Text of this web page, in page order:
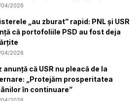
2026
„au zburat” rapid: PNL și USR
că portofoliile PSD au fost deja
2026
anunță că USR nu pleacă de la
„Protejăm prosperitatea
în continuare”